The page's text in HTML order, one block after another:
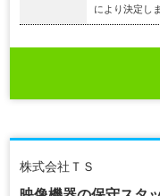
により決定し
株式会社ＴＳ